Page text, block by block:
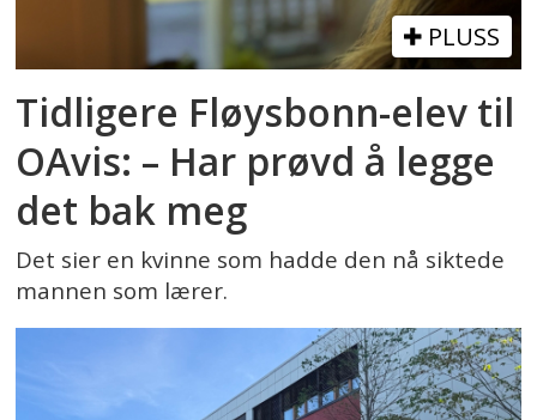
PLUSS
Tidligere Fløysbonn-elev til
OAvis: – Har prøvd å legge
det bak meg
Det sier en kvinne som hadde den nå siktede
mannen som lærer.